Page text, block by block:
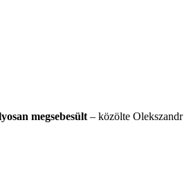
megsebesült – közölte Olekszandr